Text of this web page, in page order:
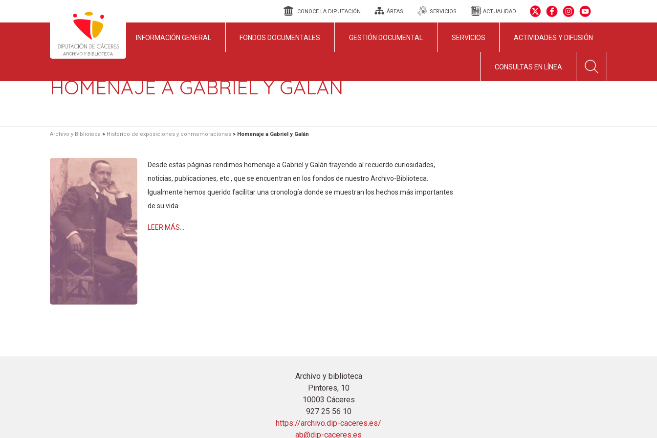
CONOCE LA DIPUTACIÓN ÁREAS SERVICIOS ACTUALIDAD
INFORMACIÓN GENERAL FONDOS DOCUMENTALES GESTIÓN DOCUMENTAL SERVICIOS ACTIVIDADES Y DIFUSIÓN
CONSULTAS EN LÍNEA
HOMENAJE A GABRIEL Y GALÁN
Archivo y Biblioteca > Historico de exposiciones y conmemoraciones > Homenaje a Gabriel y Galán
Desde estas páginas rendimos homenaje a Gabriel y Galán trayendo al recuerdo curiosidades,
noticias, publicaciones, etc., que se encuentran en los fondos de nuestro Archivo-Biblioteca.
Igualmente hemos querido facilitar una cronología donde se muestran los hechos más importantes
de su vida.
LEER MÁS…
Archivo y biblioteca
Pintores, 10
10003 Cáceres
927 25 56 10
https://archivo.dip-caceres.es/
ab@dip-caceres.es